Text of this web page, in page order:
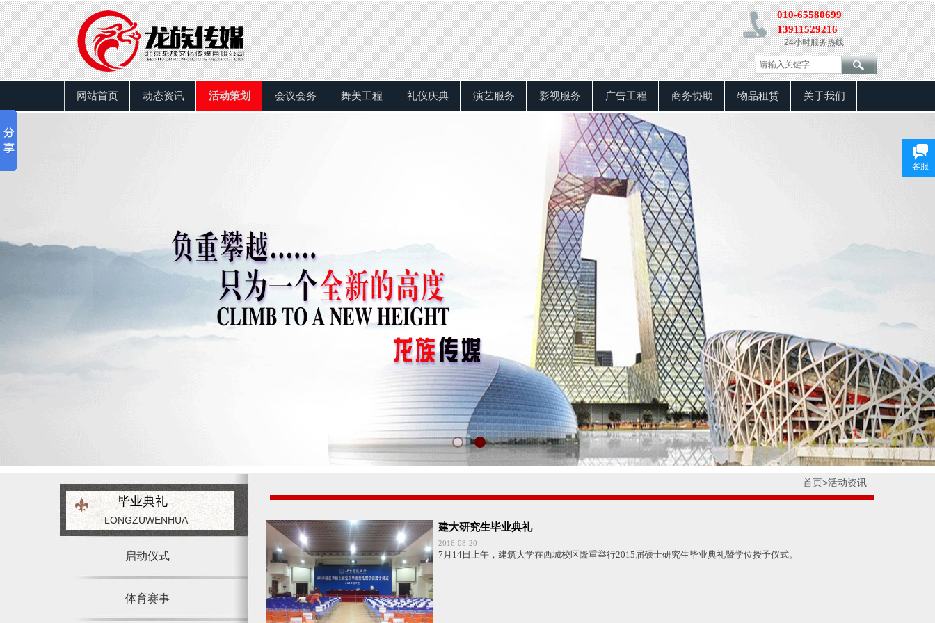
010-65580699
13911529216
24小时服务热线
网站首页 动态资讯 活动策划 会议会务 舞美工程 礼仪庆典 演艺服务 影视服务 广告工程 商务协助 物品租赁 关于我们
建大研究生毕业典礼
2016-08-20
7月14日上午，建筑大学在西城校区隆重举行2015届硕士研究生毕业典礼暨学位授予仪式。
LONGZUWENHUA
首页>活动资讯
毕业典礼
启动仪式
体育赛事
客服